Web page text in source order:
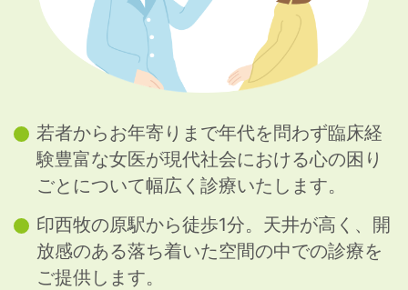
プラズマオゾン発生器設置のお知らせ
新型コロナウイルス感染防止のため
設置いたしました。
除菌効果を高めるため、窓の開閉を控えさ
せていただきます。
サーモカメラ導入のお知らせ
当院では新型コロナウイルス感染拡大防止
若者からお年寄りまで年代を問わず臨床経
験豊富な女医が現代社会における心の困り
ごとについて幅広く診療いたします。
印西牧の原駅から徒歩1分。天井が高く、開
放感のある落ち着いた空間の中での診療を
ご提供します。